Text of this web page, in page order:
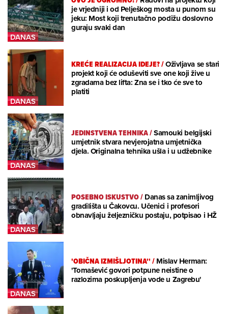
je vrjedniji i od Pelješkog mosta u punom su
jeku: Most koji trenutačno podižu doslovno
guraju svaki dan
KREĆE REALIZACIJA IDEJE?/Oživljava se stari
projekt koji će oduševiti sve one koji žive u
zgradama bez lifta: Zna se i tko će sve to
platiti
JEDINSTVENA TEHNIKA/Samouki belgijski
umjetnik stvara nevjerojatna umjetnička
djela. Originalna tehnika ušla i u udžebnike
POSEBNO ISKUSTVO/Danas sa zanimljivog
gradilišta u Čakovcu. Učenici i profesori
obnavljaju željezničku postaju, potpisao i HŽ
'OBIČNA IZMIŠLJOTINA''/Mislav Herman:
'Tomašević govori potpune neistine o
razlozima poskupljenja vode u Zagrebu'